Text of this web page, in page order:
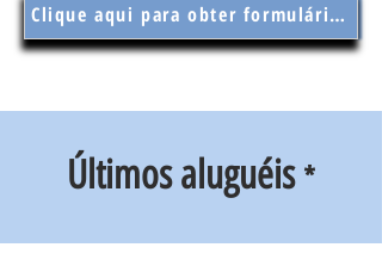
Clique aqui para obter formulários de inscrição
Últimos aluguéis *